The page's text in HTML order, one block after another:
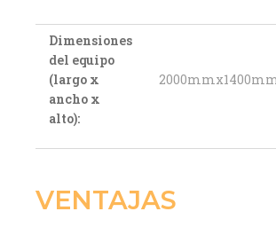
Dimensiones
del equipo
(largo x
ancho x
alto):
VENTAJAS